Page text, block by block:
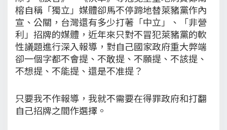
榕自稱「獨立」媒體卻馬不停蹄地替萊豬黨作內
宣、公關，台灣還有多少打著「中立」、「非營
利」招牌的媒體，近年來只對不冒犯萊豬黨的軟
性議題進行深入報導，對自己國家政府重大弊端
卻一個字都不會提、不敢提、不願提、不該提、
不想提、不能提、還是不准提？
只要我不作報導，我就不需要在得罪政府和打翻
自己招牌之間作選擇。